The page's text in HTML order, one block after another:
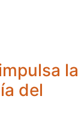
la
del